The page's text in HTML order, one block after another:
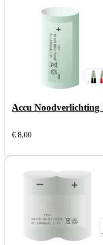
Accu Noodverlichting
€ 8,00